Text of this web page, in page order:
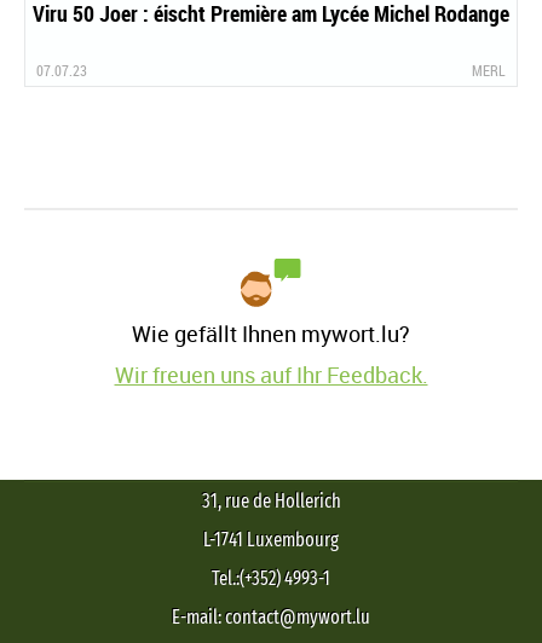
Viru 50 Joer : éischt Première am Lycée Michel Rodange
07.07.23 MERL
Wie gefällt Ihnen mywort.lu?
Wir freuen uns auf Ihr Feedback.
31, rue de Hollerich
L-1741 Luxembourg
Tel.:(+352) 4993-1
E-mail: contact@mywort.lu